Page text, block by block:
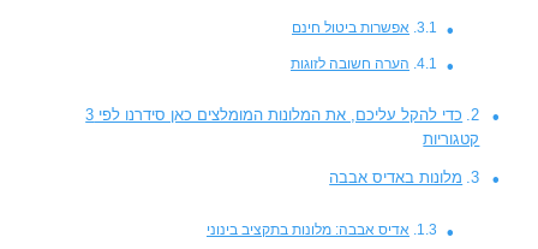
אפשרות ביטול חינם
הערה חשובה לזוגות
כדי להקל עליכם, את המלונות המומלצים כאן סידרנו לפי 3
קטגוריות
מלונות באדיס אבבה
אדיס אבבה: מלונות בתקציב בינוני